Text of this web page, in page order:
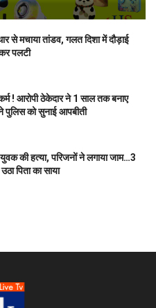
से मचाया तांडव, गलत दिशा में दौड़ाई
पलटी
! आरोपी ठेकेदार ने 1 साल तक बनाए
पुलिस को सुनाई आपबीती
युवक की हत्या, परिजनों ने लगाया जाम…3
पिता का साया